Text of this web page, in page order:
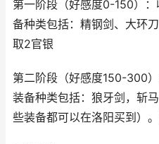
第一阶段（好感度0-150）
备种类包括：精钢剑、大环
取2官银
第二阶段（好感度150-300
装备种类包括：狼牙剑，斩
些装备都可以在洛阳买到）